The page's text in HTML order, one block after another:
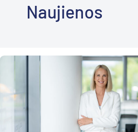
Naujienos